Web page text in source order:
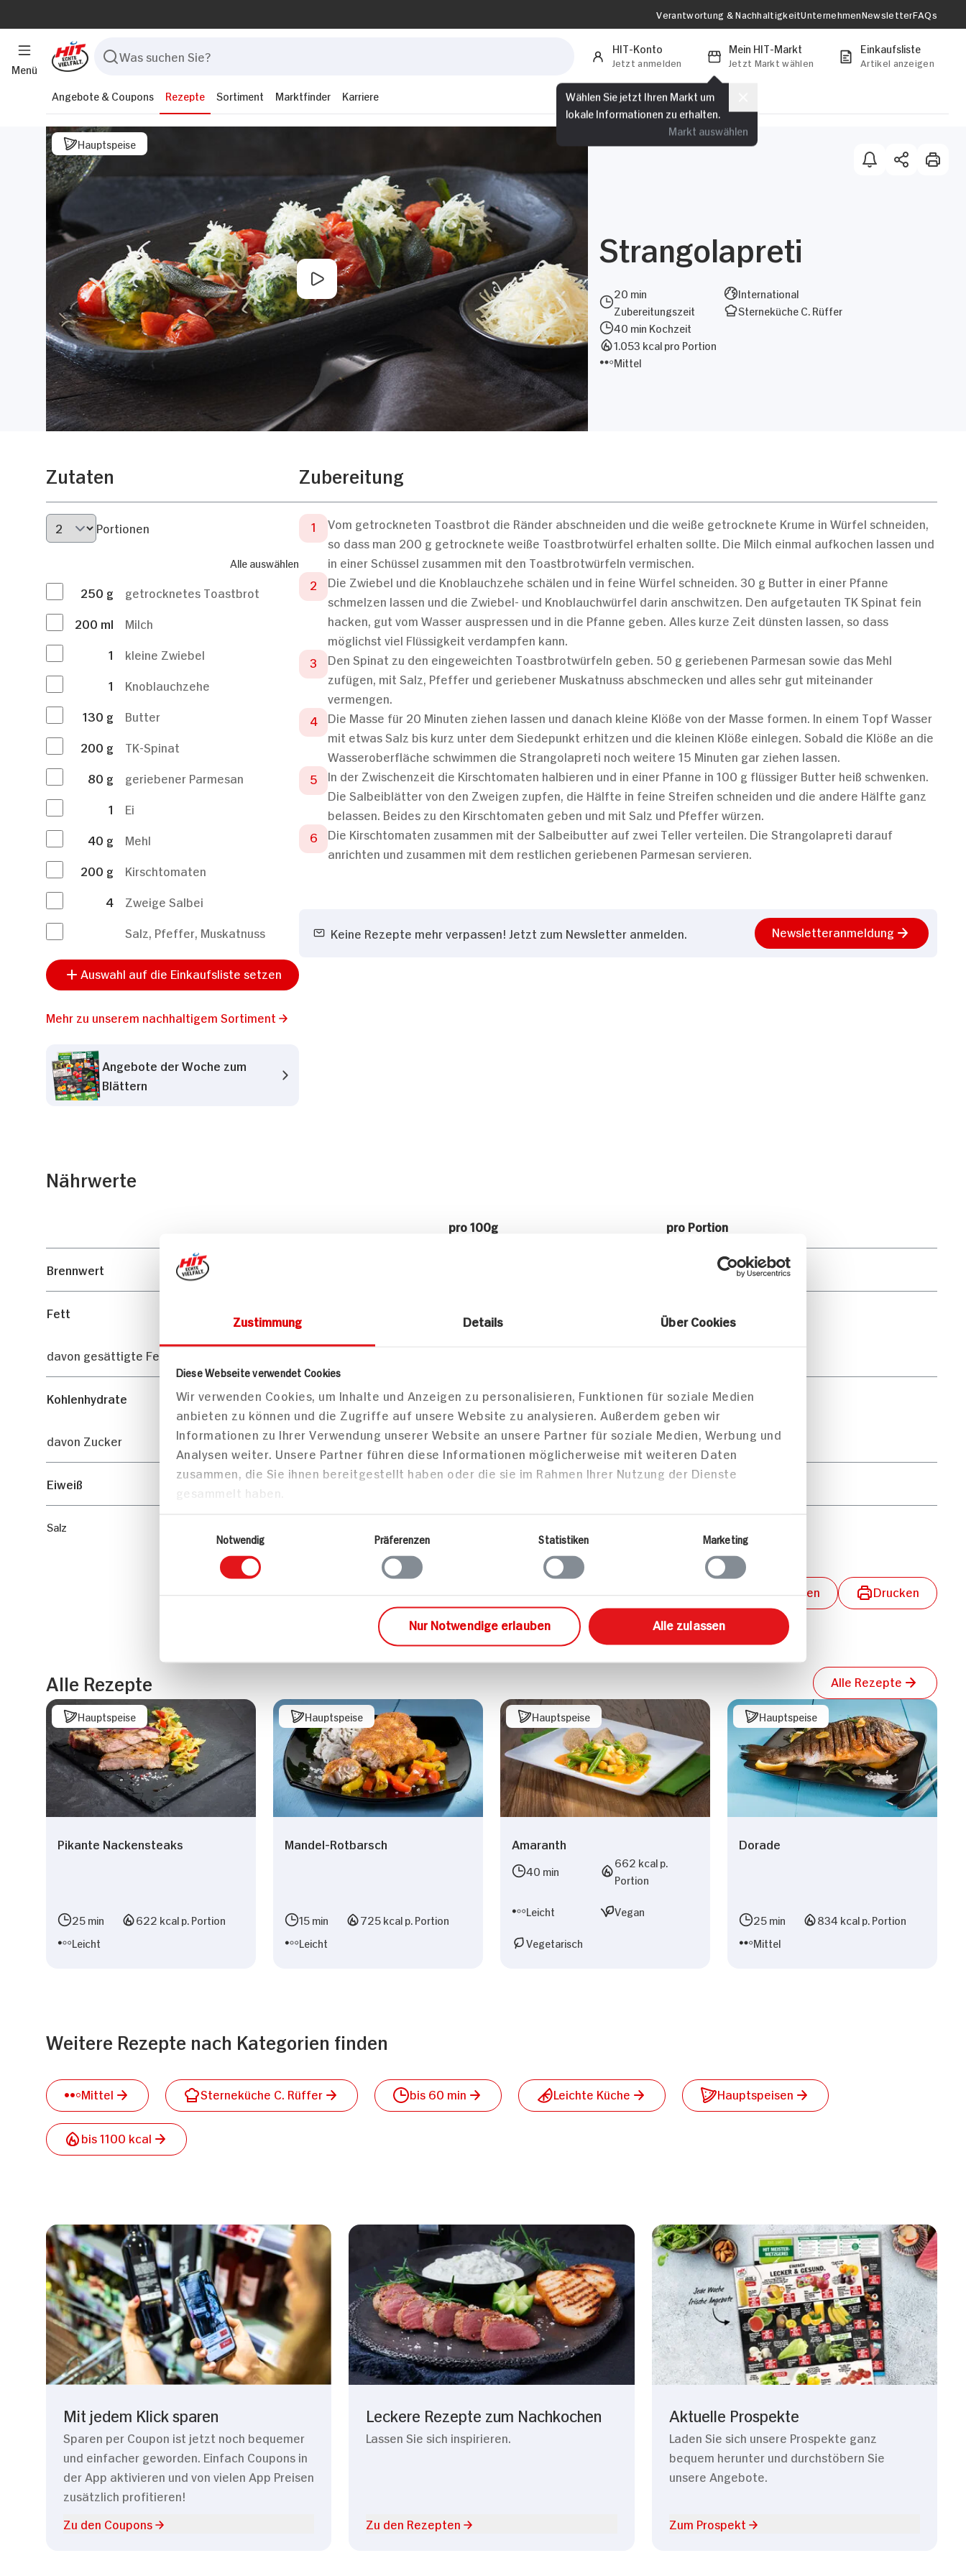
Zustimmung Details Über Cookies
Diese Webseite verwendet Cookies
Wir verwenden Cookies, um Inhalte und Anzeigen zu personalisieren, Funktionen für soziale Medien
anbieten zu können und die Zugriffe auf unsere Website zu analysieren. Außerdem geben wir
Informationen zu Ihrer Verwendung unserer Website an unsere Partner für soziale Medien, Werbung und
Analysen weiter. Unsere Partner führen diese Informationen möglicherweise mit weiteren Daten
zusammen, die Sie ihnen bereitgestellt haben oder die sie im Rahmen Ihrer Nutzung der Dienste
gesammelt haben.
Notwendig
Präferenzen Statistiken Marketing
Nur Notwendige erlauben Alle zulassen
Menü
Verantwortung & NachhaltigkeitUnternehmenNewsletterFAQs
HIT-Konto
Jetzt anmelden
Mein HIT-Markt
Jetzt Markt wählen
Wählen Sie jetzt Ihren Markt um
lokale Informationen zu erhalten.
Markt auswählen
Einkaufsliste
Artikel anzeigen
Angebote & Coupons Rezepte Sortiment Marktfinder Karriere
Hauptspeise
Strangolapreti
20 min
Zubereitungszeit
40 min Kochzeit
1.053 kcal pro Portion
Mittel
International
Sterneküche C. Rüffer
Zutaten
Portionen
Alle auswählen
250 g
getrocknetes Toastbrot
200 ml
Milch
1
kleine Zwiebel
1
Knoblauchzehe
130 g
Butter
200 g
TK-Spinat
80 g
geriebener Parmesan
1
Ei
40 g
Mehl
200 g
Kirschtomaten
4
Zweige Salbei
Salz, Pfeffer, Muskatnuss
Auswahl auf die Einkaufsliste setzen
Mehr zu unserem nachhaltigem Sortiment
Angebote der Woche zum
Blättern
Zubereitung
Vom getrockneten Toastbrot die Ränder abschneiden und die weiße getrocknete Krume in Würfel schneiden,
so dass man 200 g getrocknete weiße Toastbrotwürfel erhalten sollte. Die Milch einmal aufkochen lassen und
in einer Schüssel zusammen mit den Toastbrotwürfeln vermischen.
Die Zwiebel und die Knoblauchzehe schälen und in feine Würfel schneiden. 30 g Butter in einer Pfanne
schmelzen lassen und die Zwiebel- und Knoblauchwürfel darin anschwitzen. Den aufgetauten TK Spinat fein
hacken, gut vom Wasser auspressen und in die Pfanne geben. Alles kurze Zeit dünsten lassen, so dass
möglichst viel Flüssigkeit verdampfen kann.
Den Spinat zu den eingeweichten Toastbrotwürfeln geben. 50 g geriebenen Parmesan sowie das Mehl
zufügen, mit Salz, Pfeffer und geriebener Muskatnuss abschmecken und alles sehr gut miteinander
vermengen.
Die Masse für 20 Minuten ziehen lassen und danach kleine Klöße von der Masse formen. In einem Topf Wasser
mit etwas Salz bis kurz unter dem Siedepunkt erhitzen und die kleinen Klöße einlegen. Sobald die Klöße an die
Wasseroberfläche schwimmen die Strangolapreti noch weitere 15 Minuten gar ziehen lassen.
In der Zwischenzeit die Kirschtomaten halbieren und in einer Pfanne in 100 g flüssiger Butter heiß schwenken.
Die Salbeiblätter von den Zweigen zupfen, die Hälfte in feine Streifen schneiden und die andere Hälfte ganz
belassen. Beides zu den Kirschtomaten geben und mit Salz und Pfeffer würzen.
Die Kirschtomaten zusammen mit der Salbeibutter auf zwei Teller verteilen. Die Strangolapreti darauf
anrichten und zusammen mit dem restlichen geriebenen Parmesan servieren.
Keine Rezepte mehr verpassen! Jetzt zum Newsletter anmelden. Newsletteranmeldung
Nährwerte
pro 100g pro Portion
Brennwert 4.407kJ /1.053kcal
Fett 60g
davon gesättigte Fettsäuren
Kohlenhydrate 15g 88g
davon Zucker 2g 14g
Eiweiß 6g 36g
Salz
Mitteilungen aktivieren Teilen Drucken
Alle Rezepte Alle Rezepte
Hauptspeise
Pikante Nackensteaks
25 min
622 kcal p. Portion
Leicht
Hauptspeise
Mandel-Rotbarsch
15 min
725 kcal p. Portion
Leicht
Hauptspeise
Amaranth
40 min
662 kcal p.
Portion
Leicht Vegan
Vegetarisch
Hauptspeise
Dorade
25 min
834 kcal p. Portion
Mittel
Weitere Rezepte nach Kategorien finden
Mittel Sterneküche C. Rüffer bis 60 min Leichte Küche Hauptspeisen
bis 1100 kcal
Mit jedem Klick sparen
Sparen per Coupon ist jetzt noch bequemer
und einfacher geworden. Einfach Coupons in
der App aktivieren und von vielen App Preisen
zusätzlich profitieren!
Zu den Coupons
Leckere Rezepte zum Nachkochen
Lassen Sie sich inspirieren.
Zu den Rezepten
Aktuelle Prospekte
Laden Sie sich unsere Prospekte ganz
bequem herunter und durchstöbern Sie
unsere Angebote.
Zum Prospekt